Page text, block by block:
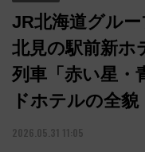
JR北海道グルー
北見の駅前新ホ
列車「赤い星・
ドホテルの全貌
2026.05.31 11:05